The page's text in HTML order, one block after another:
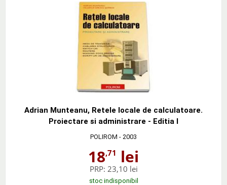
Adrian Munteanu, Retele locale de calculatoare.
Proiectare si administrare - Editia I
POLIROM - 2003
18,71 lei
PRP: 23,10 lei
stoc indisponibil